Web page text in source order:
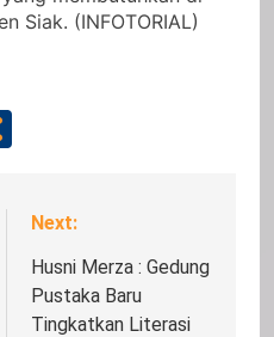
Siak. (INFOTORIAL)
Next:
Husni Merza : Gedung
Pustaka Baru
Tingkatkan Literasi